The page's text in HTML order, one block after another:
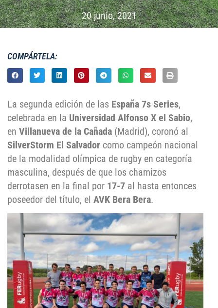
20 junio, 2021
COMPÁRTELA:
La segunda edición de las España 7s Series,
celebrada en la Universidad Alfonso X el Sabio,
en Villanueva de la Cañada (Madrid), coronó al
SilverStorm El Salvador como campeón nacional
de la modalidad olímpica de rugby en categoría
masculina, después de que los chamizos
derrotasen en la final por 17-7 al hasta entonces
poseedor del título, el AVK Bera Bera.